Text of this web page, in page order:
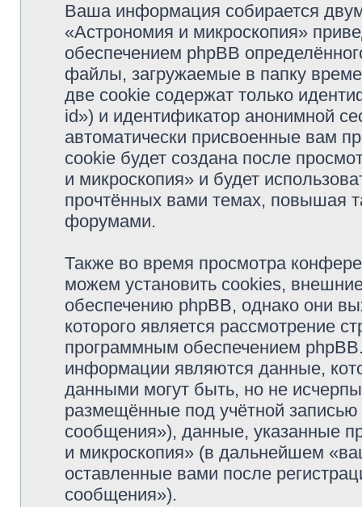
Ваша информация собирается
«Астрономия и микроскопия»
обеспечением phpBB
файлы, загружаемые в папку
две cookie содержат только
id») и идентификатор анонимной
автоматически присвоенные вам
cookie будет создана после
и микроскопия» и будет
прочтённых вами темах, повышая
форумами.
Также во время просмотра
можем установить cookies,
обеспечению phpBB, однако они
которого является рассмотрение
программным обеспечением
информации являются данные,
данными могут быть, но не
размещённые под учётной
сообщения»), данные, указанные
и микроскопия» (в дальнейшем
оставленные вами после
сообщения»).